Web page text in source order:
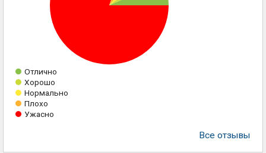
Отлично
Хорошо
Нормально
Плохо
Ужасно
Все отзывы